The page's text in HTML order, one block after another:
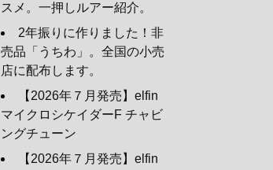
スメ。一押しルアー紹介。
2年振りに作りました！非
売品「うちわ」。全国の小売
店に配布します。
【2026年７月発売】elfin
マイクロシケイダーF チャビ
ングチューン
【2026年７月発売】elfin